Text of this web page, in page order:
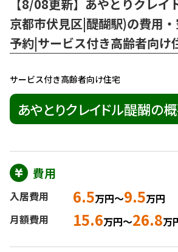
【8/08更新】あやとりクレイ
京都市伏見区|醍醐駅)の費用
予約|サービス付き高齢者向け
サービス付き高齢者向け住宅
あやとりクレイドル醍醐の
費用
入居費用 6.5万円～9.5万円
月額費用
15.6万円～26.8万